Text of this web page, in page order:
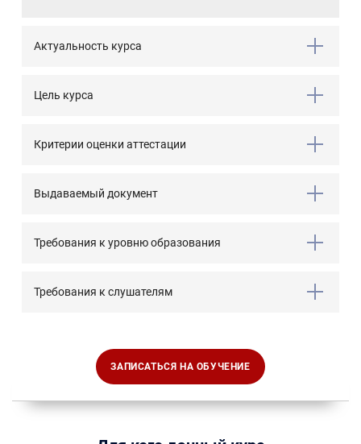
Актуальность курса
Цель курса
Критерии оценки аттестации
Выдаваемый документ
Требования к уровню образования
Требования к слушателям
ЗАПИСАТЬСЯ НА ОБУЧЕНИЕ